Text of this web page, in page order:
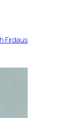
Firdaus